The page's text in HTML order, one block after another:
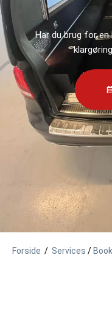
Har du brug for en
Forside / Services /